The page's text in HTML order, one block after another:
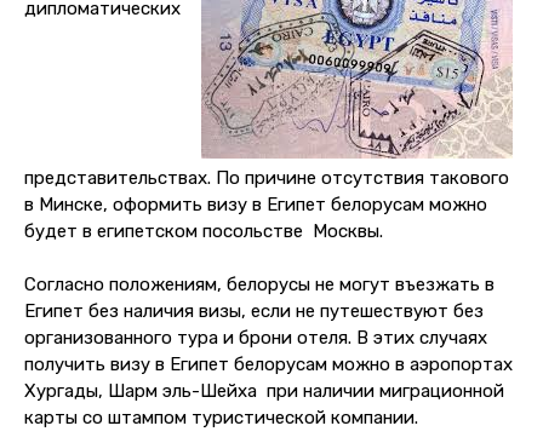
дипломатических
представительствах. По причине отсутствия такового
в Минске, оформить визу в Египет белорусам можно
будет в египетском посольстве Москвы.
Согласно положениям, белорусы не могут въезжать в
Египет без наличия визы, если не путешествуют без
организованного тура и брони отеля. В этих случаях
получить визу в Египет белорусам можно в аэропортах
Хургады, Шарм эль-Шейха при наличии миграционной
карты со штампом туристической компании.